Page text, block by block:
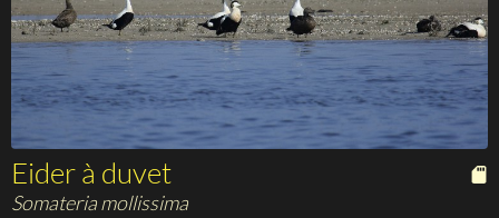
Eider à duvet
Somateria mollissima